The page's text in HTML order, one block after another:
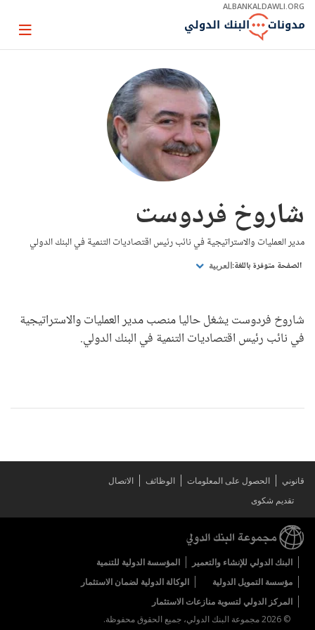
Skip
Main
ALBANKALDAWLI.ORG
Page
شاروخ فردوست
مدير العمليات والاستراتيجية في نائب رئيس اقتصاديات التنمية في البنك الدولي
الصفحة متوفرة باللغة: العربية
شاروخ فردوست يشغل حاليا منصب مدير العمليات والاستراتيجية
في نائب رئيس اقتصاديات التنمية في البنك الدولي.
قانوني الحصول على المعلومات الوظائف
الاتصال
تقديم شكوى
البنك الدولي للإنشاء والتعمير
المؤسسة الدولية للتنمية
مؤسسة التمويل الدولية
الوكالة الدولية لضمان الاستثمار
المركز الدولي لتسوية منازعات الاستثمار
© 2026 مجموعة البنك الدولي، جميع الحقوق محفوظة.